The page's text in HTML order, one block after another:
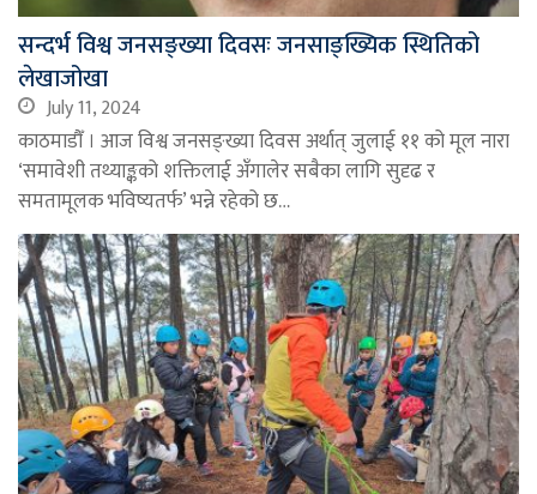
सन्दर्भ विश्व जनसङ्ख्या दिवसः जनसाङ्ख्यिक स्थितिको
लेखाजोखा
July 11, 2024
काठमाडौँ । आज विश्व जनसङ्ख्या दिवस अर्थात् जुलाई ११ को मूल नारा
‘समावेशी तथ्याङ्कको शक्तिलाई अँगालेर सबैका लागि सुदृढ र
समतामूलक भविष्यतर्फ’ भन्ने रहेको छ…